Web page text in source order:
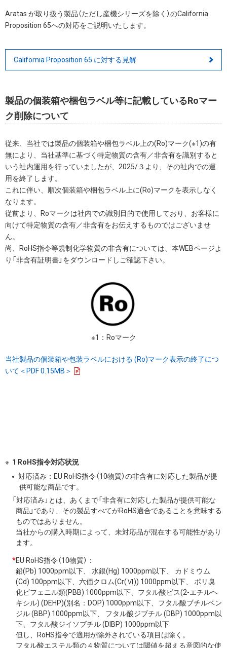
Aratas が取り扱う製品（ただし産機シリーズを除く）のCalifornia
Proposition 65への対応をご説明いたします。
California Proposition 65 に対する見解
製品の個装箱や梱包ラベル等に記載しているRoマー
ク削除について
従来、当社では製品の個装箱や梱包ラベル上の(Ro)マーク(※1)の有
無により、当社基準に基づく特定物質の含有／非含有を識別すると
いう社内運用を行っていましたが、2025/３より、その社内での運
用を終了します。
これに伴い、順次個装箱や梱包ラベル上に(Ro)マークを表示しなく
なります。
従前より、Roマークは社内での識別目的で使用しており、お客様に
向けて特定物質の含有／非含有をお伝えするものではございませ
ん。
尚、RoHS指令等規制化学物質の非含有については、本WEBページよ
り「非含有証明書」をダウンロードしご確認下さい。
※1：Roマーク
当社製品の個装箱や包装ラベルにおける (Ro)マーク表示の終了につ
いて＜PDF 0.15MB＞
1 RoHS指令対応状況
対応済み：EU RoHS指令（10物質）の非含有に対応した製品が提
供可能な商品です。
「対応済み」とは、あくまで「非含有に対応した製品が提供可能な
商品」であり、その製品すべてがRoHS適合であることを意味する
ものではありません。
当社からの購入時期によって、未対応品が混在する可能性があり
ます。
*EU RoHS指令（10物質）：
鉛(Pb) 1000ppm以下、 水銀(Hg) 1000ppm以下、 カドミウム
(Cd) 100ppm以下、六価クロム(Cr(Ⅵ)) 1000ppm以下、 ポリ臭
化ビフェニル類(PBB) 1000ppm以下、フタル酸ビス(2-エチルヘ
キシル) (DEHP)(別名：DOP) 1000ppm以下、フタル酸ブチルベン
ジル (BBP) 1000ppm以下、 フタル酸ジブチル (DBP) 1000ppm以
下、フタル酸ジイソブチル (DIBP) 1000ppm以下
但し、RoHS指令で適用が除外されている項目は除く。
フタル酸エステル類の４物質については閾値を超える意図的な使